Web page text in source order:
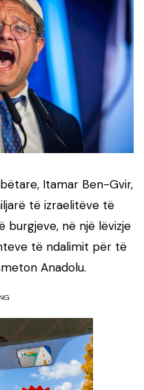
Itamar Ben-Gvir,
të izraelitëve të
në një lëvizje
të ndalimit për të
Anadolu.